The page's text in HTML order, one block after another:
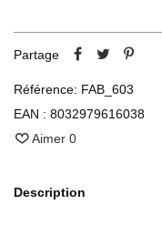
Partage
Référence: FAB_603
EAN : 8032979616038
Aimer 0
Description